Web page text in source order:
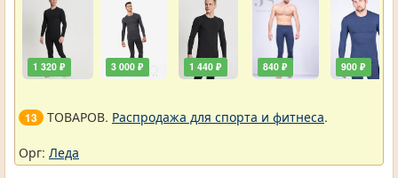
1 320 ₽ 3 000 ₽ 1 440 ₽ 840 ₽ 900 ₽
13 ТОВАРОВ. Распродажа для спорта и фитнеса.
Орг: Леда